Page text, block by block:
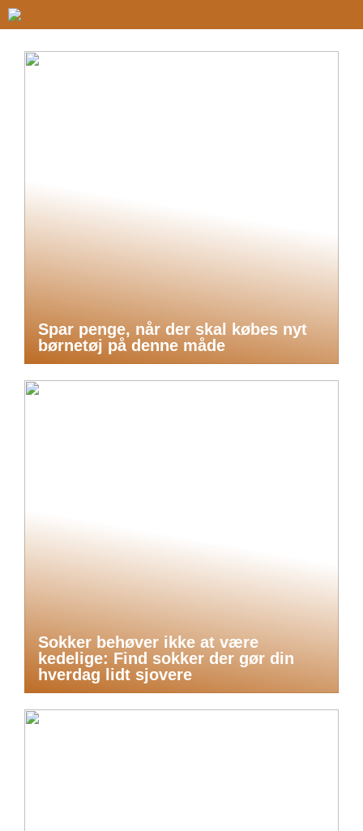
Spar penge, når der skal købes nyt
børnetøj på denne måde
Sokker behøver ikke at være
kedelige: Find sokker der gør din
hverdag lidt sjovere